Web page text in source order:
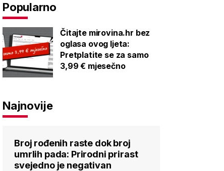
Popularno
Čitajte mirovina.hr bez
oglasa ovog ljeta:
Pretplatite se za samo
3,99 € mjesečno
Najnovije
Broj rođenih raste dok broj
umrlih pada: Prirodni prirast
svejedno je negativan